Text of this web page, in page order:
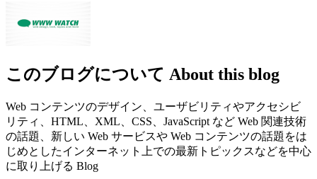
このブログについて About this blog
Web コンテンツのデザイン、ユーザビリティやアクセシビ
リティ、HTML、XML、CSS、JavaScript など Web 関連技術
の話題、新しい Web サービスや Web コンテンツの話題をは
じめとしたインターネット上での最新トピックスなどを中心
に取り上げる Blog